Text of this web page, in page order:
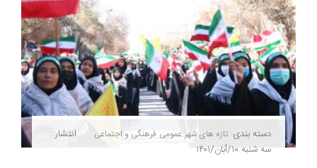
دسته بندی: تازه های شهر عمومی فرهنگی و اجتماعی
انتشار:
سه شنبه ۱۰/آبان/۱۴۰۱